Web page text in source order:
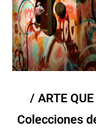
/ ARTE
Colecciones